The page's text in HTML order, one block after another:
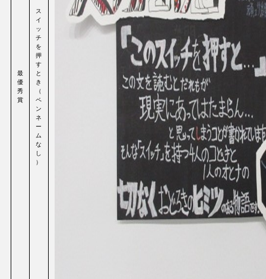
最
優
秀
賞
ス
イ
ッ
チ
を
押
す
と
き
（
ペ
ン
ネ
ー
ム
な
し
）